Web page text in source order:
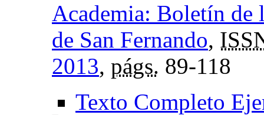
Academia: Boletín de
de San Fernando,
2013, págs. 89-118
Texto Completo